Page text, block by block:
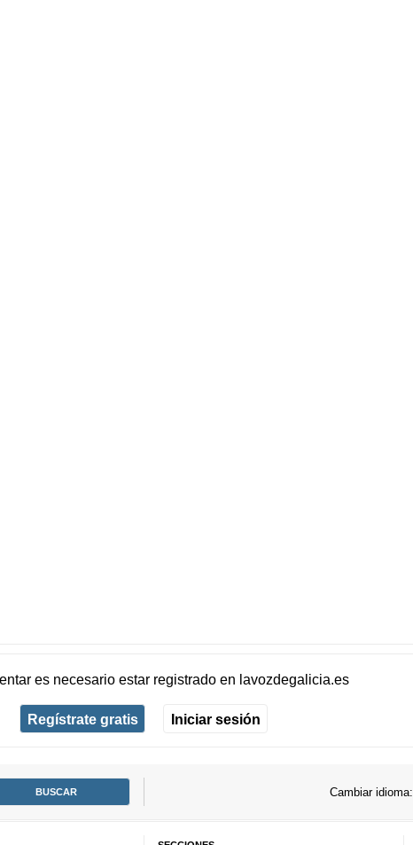
es necesario estar registradoen lavozdegalicia.es
Regístrate gratis Iniciar sesión
Cambiar idioma: